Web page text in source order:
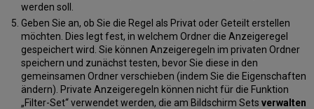
werden soll.
Geben Sie an, ob Sie die Regel als Privat oder Geteilt erstellen
möchten. Dies legt fest, in welchem Ordner die Anzeigeregel
gespeichert wird. Sie können Anzeigeregeln im privaten Ordner
speichern und zunächst testen, bevor Sie diese in den
gemeinsamen Ordner verschieben (indem Sie die Eigenschaften
ändern). Private Anzeigeregeln können nicht für die Funktion
„Filter-Set“ verwendet werden, die am Bildschirm Sets verwalten